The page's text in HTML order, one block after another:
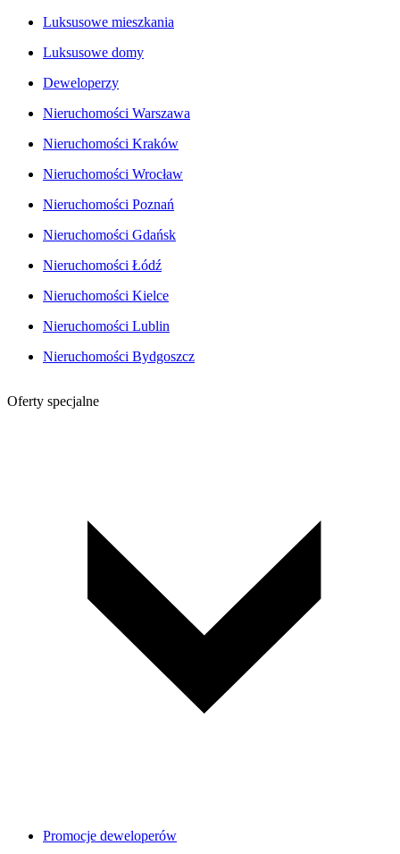
Luksusowe mieszkania
Luksusowe domy
Deweloperzy
Nieruchomości Warszawa
Nieruchomości Kraków
Nieruchomości Wrocław
Nieruchomości Poznań
Nieruchomości Gdańsk
Nieruchomości Łódź
Nieruchomości Kielce
Nieruchomości Lublin
Nieruchomości Bydgoszcz
Oferty specjalne
Promocje deweloperów